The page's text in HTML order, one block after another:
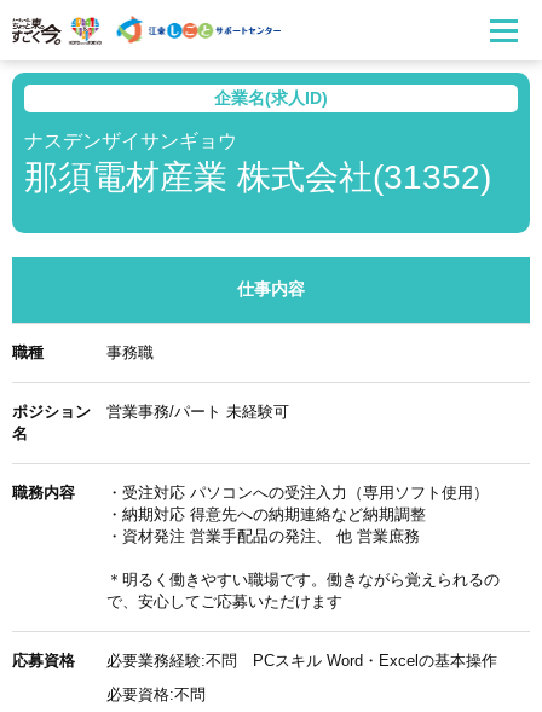
企業名(求人ID)
ナスデンザイサンギョウ
那須電材産業 株式会社(31352)
仕事内容
職種 事務職
ポジション
名
営業事務/パート 未経験可
職務内容
・受注対応 パソコンへの受注入力（専用ソフト使用）
・納期対応 得意先への納期連絡など納期調整
・資材発注 営業手配品の発注、 他 営業庶務
＊明るく働きやすい職場です。働きながら覚えられるの
で、安心してご応募いただけます
応募資格
必要業務経験:不問 PCスキル Word・Excelの基本操作
必要資格:不問